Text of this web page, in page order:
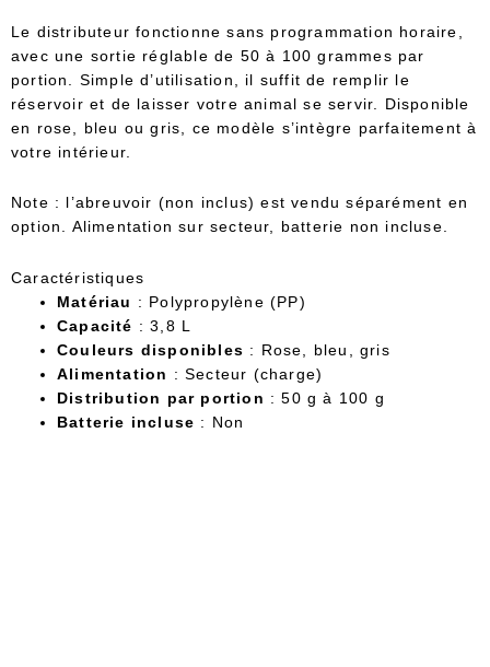
Le distributeur fonctionne sans programmation horaire,
avec une sortie réglable de 50 à 100 grammes par
portion. Simple d’utilisation, il suffit de remplir le
réservoir et de laisser votre animal se servir. Disponible
en rose, bleu ou gris, ce modèle s’intègre parfaitement à
votre intérieur.
Note : l’abreuvoir (non inclus) est vendu séparément en
option. Alimentation sur secteur, batterie non incluse.
Caractéristiques
Matériau : Polypropylène (PP)
Capacité : 3,8 L
Couleurs disponibles : Rose, bleu, gris
Alimentation : Secteur (charge)
Distribution par portion : 50 g à 100 g
Batterie incluse : Non